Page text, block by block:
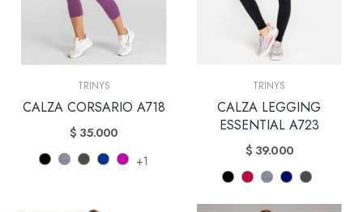
TRINYS
CALZA CORSARIO A718
$ 35.000
+1
TRINYS
CALZA LEGGING
ESSENTIAL A723
$ 39.000